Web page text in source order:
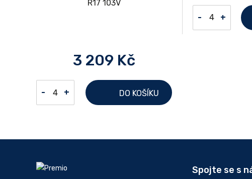
3 209 Kč
- + DO KOŠÍKU
- +
Spojte se s